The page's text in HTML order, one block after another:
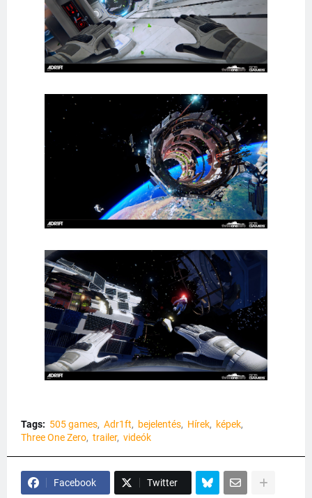
Tags: 505 games Adr1ft bejelentés Hírek
képek
Three One Zero trailer videók
Facebook Twitter